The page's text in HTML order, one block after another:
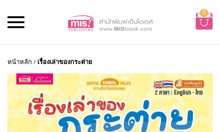
0
หน้าหลัก / เรื่องเล่าของกระต่าย